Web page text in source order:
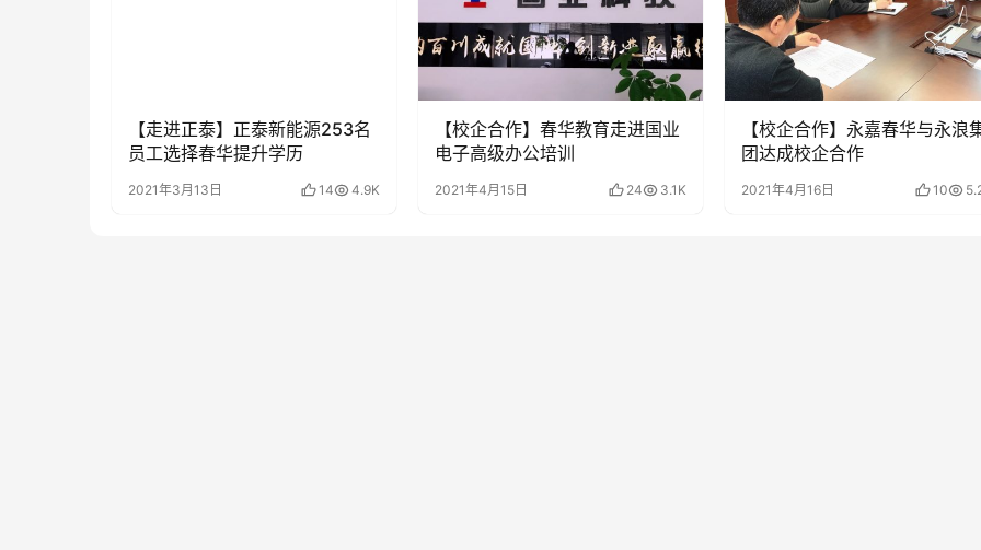
【走进正泰】正泰新能源253名
员工选择春华提升学历
2021年3月13日 14 4.9K
【校企合作】春华教育走进国业
电子高级办公培训
2021年4月15日 24 3.1K
【校企合作】永嘉春华与永浪
团达成校企合作
2021年4月16日 10